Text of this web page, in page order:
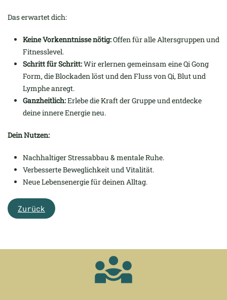
Das erwartet dich:
Keine Vorkenntnisse nötig:Offen für alle Altersgruppen und
Fitnesslevel.
Schritt für Schritt:Wir erlernen gemeinsam eine Qi Gong
Form, die Blockaden löst und den Fluss von Qi, Blut und
Lymphe anregt.
Ganzheitlich:Erlebe die Kraft der Gruppe und entdecke
deine innere Energie neu.
Dein Nutzen:
Nachhaltiger Stressabbau & mentale Ruhe.
Verbesserte Beweglichkeit und Vitalität.
Neue Lebensenergie für deinen Alltag.
Zurück